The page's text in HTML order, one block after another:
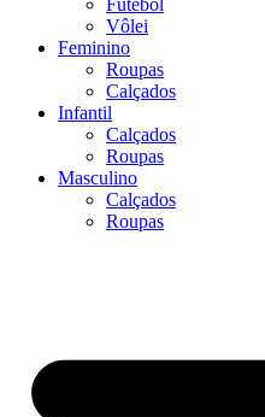
Vôlei
Feminino
Roupas
Calçados
Infantil
Calçados
Roupas
Masculino
Calçados
Roupas